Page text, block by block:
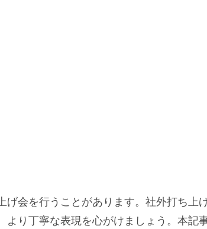
会を行うことがあります。社外打ち上
より丁寧な表現を心がけましょう。本記